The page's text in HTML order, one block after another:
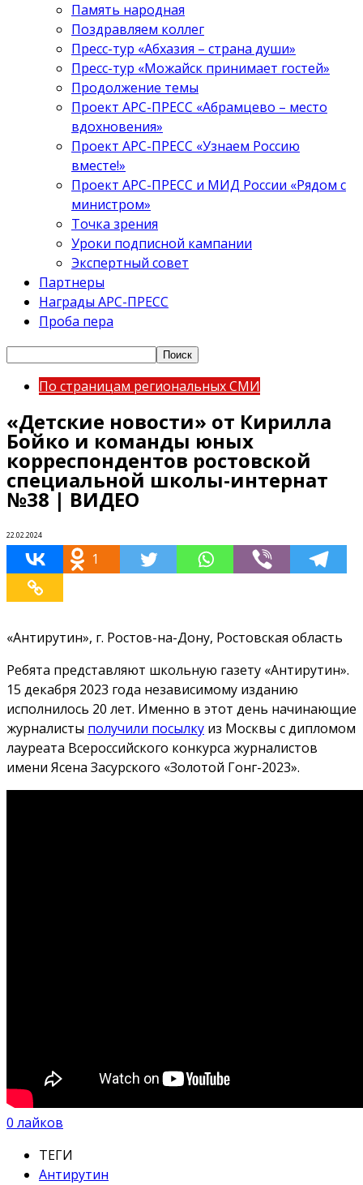
Память народная
Поздравляем коллег
Пресс-тур «Абхазия – страна души»
Пресс-тур «Можайск принимает гостей»
Продолжение темы
Проект АРС-ПРЕСС «Абрамцево – место
вдохновения»
Проект АРС-ПРЕСС «Узнаем Россию
вместе!»
Проект АРС-ПРЕСС и МИД России «Рядом с
министром»
Точка зрения
Уроки подписной кампании
Экспертный совет
Партнеры
Награды АРС-ПРЕСС
Проба пера
По страницам региональных СМИ
«Детские новости» от Кирилла
Бойко и команды юных
корреспондентов ростовской
специальной школы-интернат
№38 | ВИДЕО
22.02.2024
1
«Антирутин», г. Ростов-на-Дону, Ростовская область
Ребята представляют школьную газету «Антирутин».
15 декабря 2023 года независимому изданию
исполнилось 20 лет. Именно в этот день начинающие
журналисты получили посылку из Москвы с дипломом
лауреата Всероссийского конкурса журналистов
имени Ясена Засурского «Золотой Гонг-2023».
0 лайков
ТЕГИ
Антирутин